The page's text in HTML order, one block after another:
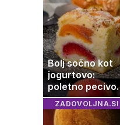
Bolj sočno kot
jogurtovo:
poletno pecivo,
ki vedno uspe
ZADOVOLJNA.SI